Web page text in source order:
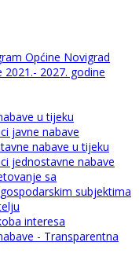
Općine Novigrad
2027. godine
u tijeku
javne nabave
nabave u tijeku
jednostavne nabave
sa
subjektima
interesa
- Transparentna